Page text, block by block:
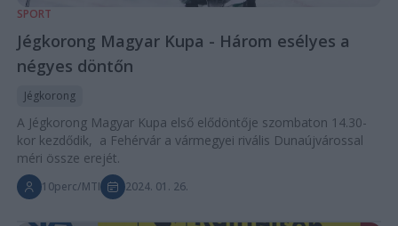
SPORT
Jégkorong Magyar Kupa - Három esélyes a
négyes döntőn
Jégkorong
A Jégkorong Magyar Kupa első elődöntője szombaton 14.30-
kor kezdődik, a Fehérvár a vármegyei rivális Dunaújvárossal
méri össze erejét.
10perc/MTI 2024. 01. 26.